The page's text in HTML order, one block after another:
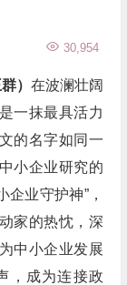
30,954
） 在波澜壮阔
一抹最具活力
的名字如同一
小企业研究的
企业守护神”，
家的热忱，深
中小企业发展
，成为连接政